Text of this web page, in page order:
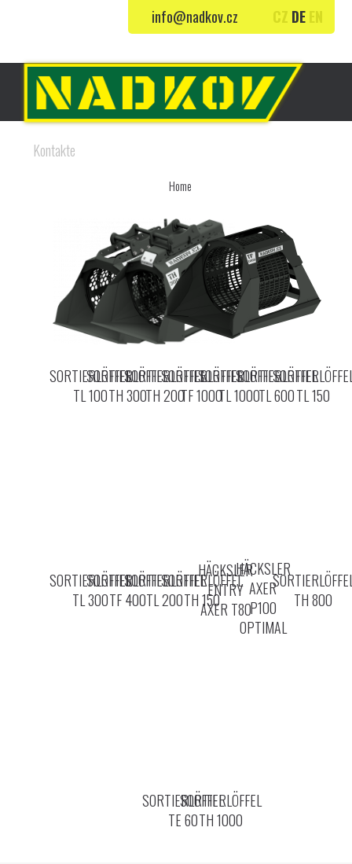
Mit allem, was wir tun, bewegen wir die
Welt in eine bessere Zukunft.
info@nadkov.cz CZ DE EN
Home Produkte Produktionsbereich
Kontakte
Home
SORTIERLÖFFEL
TL 100
SORTIERLÖFFEL
TH 300
SORTIERLÖFFEL
TH 200
SORTIERLÖFFEL
TF 1000
SORTIERLÖFFEL
TL 1000
SORTIERLÖFFEL
TL 600TL 150
SORTIERLÖFFEL
TL 300
SORTIERLÖFFEL
TF 400
SORTIERLÖFFEL
TL 200
SORTIERLÖFFEL
TH 150
HÄCKSLER
ENTRY
AXER T80
HÄCKSLER
AXER
P100
OPTIMAL
TH 800
SORTIERLÖFFEL
TE 60
SORTIERLÖFFEL
TH 1000